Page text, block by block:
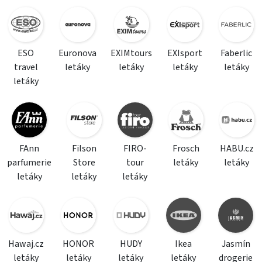
ESO
travel
letáky
Euronova
letáky
EXIMtours
letáky
EXIsport
letáky
Faberlic
letáky
FAnn
parfumerie
letáky
Filson
Store
letáky
FIRO-
tour
letáky
Frosch
letáky
HABU.cz
letáky
Hawaj.cz
letáky
HONOR
letáky
HUDY
letáky
Ikea
letáky
Jasmín
drogerie